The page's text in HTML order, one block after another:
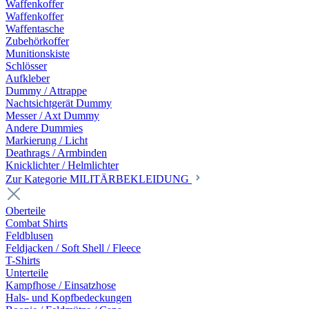
Waffenkoffer
Waffenkoffer
Waffentasche
Zubehörkoffer
Munitionskiste
Schlösser
Aufkleber
Dummy / Attrappe
Nachtsichtgerät Dummy
Messer / Axt Dummy
Andere Dummies
Markierung / Licht
Deathrags / Armbinden
Knicklichter / Helmlichter
Zur Kategorie MILITÄRBEKLEIDUNG
Oberteile
Combat Shirts
Feldblusen
Feldjacken / Soft Shell / Fleece
T-Shirts
Unterteile
Kampfhose / Einsatzhose
Hals- und Kopfbedeckungen